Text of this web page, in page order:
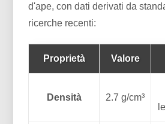
d'ape, con dati derivati da
ricerche recenti:
Proprietà Valore
Densità 2.7 g/cm³